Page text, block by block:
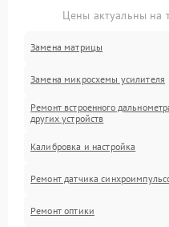
Цены актуальны на
Замена матрицы
Замена микросхемы усилителя
Ремонт встроенного
других устройств
Калибровка и настройка
Ремонт датчика
Ремонт оптики